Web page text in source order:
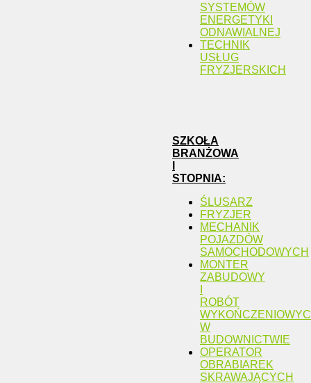
SYSTEMÓW
ENERGETYKI
ODNAWIALNEJ
TECHNIK
USŁUG
FRYZJERSKICH
SZKOŁA
BRANŻOWA
STOPNIA:
ŚLUSARZ
FRYZJER
MECHANIK
POJAZDÓW
SAMOCHODOWYCH
MONTER
ZABUDOWY
ROBÓT
W
BUDOWNICTWIE
OPERATOR
OBRABIAREK
SKRAWAJĄCYCH